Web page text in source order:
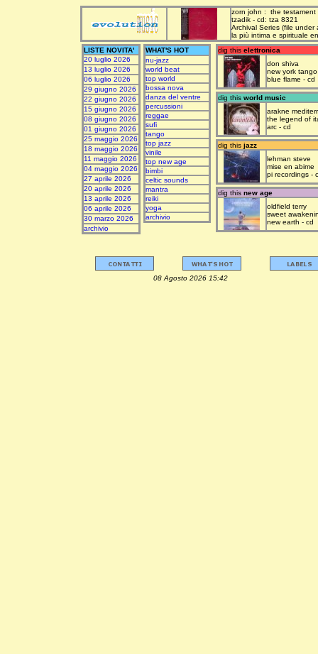
zorn john : the testament
tzadik - cd: tza 8321
Archival Series (file under
la più intima e spirituale
LISTE NOVITA'
20 luglio 2026
13 luglio 2026
06 luglio 2026
29 giugno 2026
22 giugno 2026
15 giugno 2026
08 giugno 2026
01 giugno 2026
25 maggio 2026
18 maggio 2026
11 maggio 2026
04 maggio 2026
27 aprile 2026
20 aprile 2026
13 aprile 2026
06 aprile 2026
30 marzo 2026
archivio
WHAT'S HOT
nu-jazz
world beat
top world
bossa nova
danza del ventre
percussioni
reggae
sufi
tango
top jazz
vinile
top new age
bimbi
celtic sounds
mantra
reiki
yoga
archivio
dig this elettronica
don shiva
new york tango
blue flame - cd
dig this world music
arakne
the legend of
arc - cd
dig this jazz
lehman steve
mise en abime
pi recordings -
dig this new age
oldfield terry
sweet
new earth - cd
08 Agosto 2026 15:42